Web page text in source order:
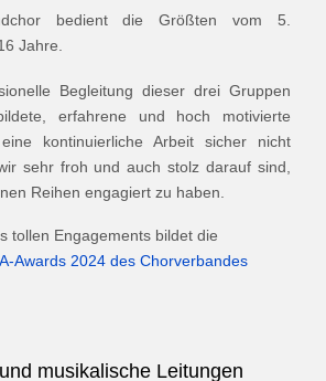
bedient die Größten vom 5.
Jahre.
Begleitung dieser drei Gruppen
erfahrene und hoch motivierte
kontinuierliche Arbeit sicher nicht
sehr froh und auch stolz darauf sind,
Reihen engagiert zu haben.
tollen Engagements bildet die
Awards 2024 des Chorverbandes
musikalische Leitungen